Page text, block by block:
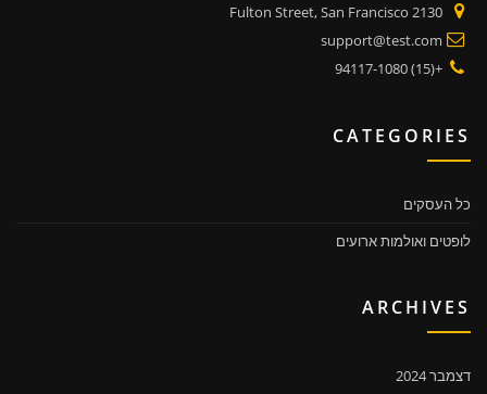
2130 Fulton Street, San Francisco
support@test.com
+(15) 94117-1080
CATEGORIES
כל העסקים
לופטים ואולמות ארועים
ARCHIVES
דצמבר 2024